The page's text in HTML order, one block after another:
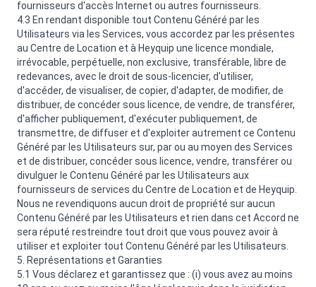
fournisseurs d'accès Internet ou autres fournisseurs.
4.3 En rendant disponible tout Contenu Généré par les
Utilisateurs via les Services, vous accordez par les présentes
au Centre de Location et à Heyquip une licence mondiale,
irrévocable, perpétuelle, non exclusive, transférable, libre de
redevances, avec le droit de sous-licencier, d'utiliser,
d'accéder, de visualiser, de copier, d'adapter, de modifier, de
distribuer, de concéder sous licence, de vendre, de transférer,
d'afficher publiquement, d'exécuter publiquement, de
transmettre, de diffuser et d'exploiter autrement ce Contenu
Généré par les Utilisateurs sur, par ou au moyen des Services
et de distribuer, concéder sous licence, vendre, transférer ou
divulguer le Contenu Généré par les Utilisateurs aux
fournisseurs de services du Centre de Location et de Heyquip.
Nous ne revendiquons aucun droit de propriété sur aucun
Contenu Généré par les Utilisateurs et rien dans cet Accord ne
sera réputé restreindre tout droit que vous pouvez avoir à
utiliser et exploiter tout Contenu Généré par les Utilisateurs.
5. Représentations et Garanties
5.1 Vous déclarez et garantissez que : (i) vous avez au moins